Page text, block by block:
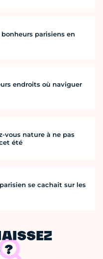
parisiens en
endroits où naviguer
vous nature à ne pas
été
se cachait sur les
?